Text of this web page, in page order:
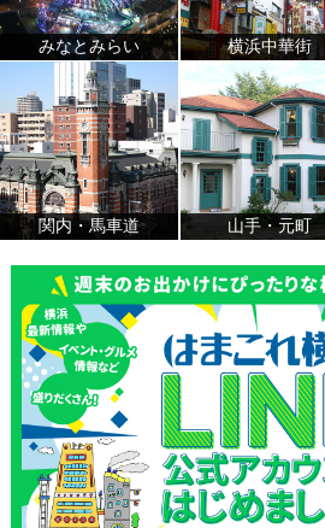
みなとみらい 横浜中華街
関内・馬車道 山手・元町